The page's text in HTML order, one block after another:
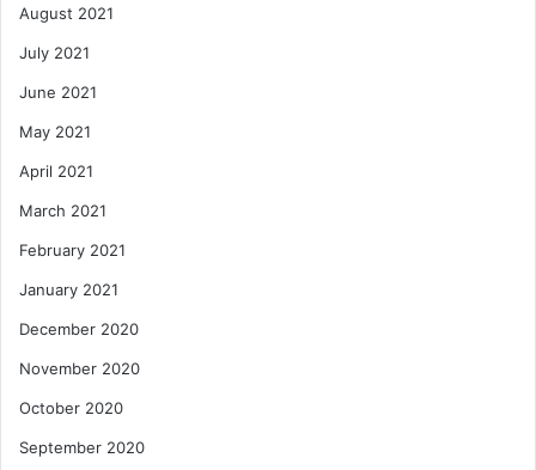
August 2021
July 2021
June 2021
May 2021
April 2021
March 2021
February 2021
January 2021
December 2020
November 2020
October 2020
September 2020